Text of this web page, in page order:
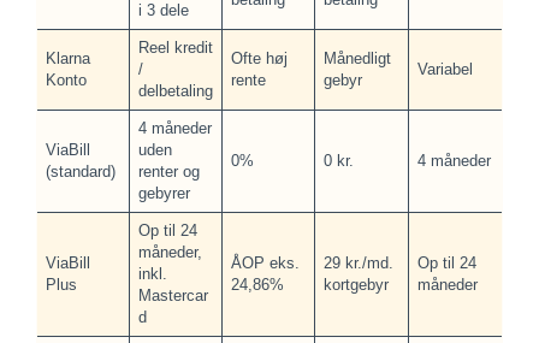
i 3 dele
Klarna
Konto
Reel kredit
/
delbetaling
Ofte høj
rente
Månedligt
gebyr
Variabel
ViaBill
(standard)
4 måneder
uden
renter og
gebyrer
0% 0 kr. 4 måneder
ViaBill
Plus
Op til 24
måneder,
inkl.
Mastercar
d
ÅOP eks.
24,86%
29 kr./md.
kortgebyr
Op til 24
måneder